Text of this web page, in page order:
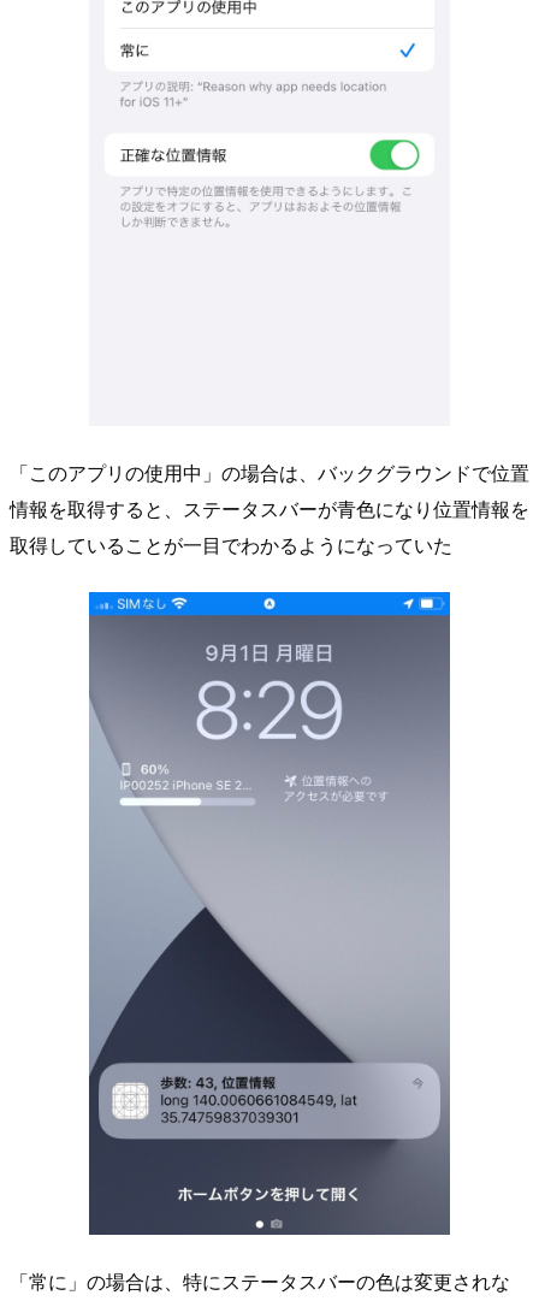
「このアプリの使用中」の場合は、バックグラウンドで位置
情報を取得すると、ステータスバーが青色になり位置情報を
取得していることが一目でわかるようになっていた
「常に」の場合は、特にステータスバーの色は変更されな